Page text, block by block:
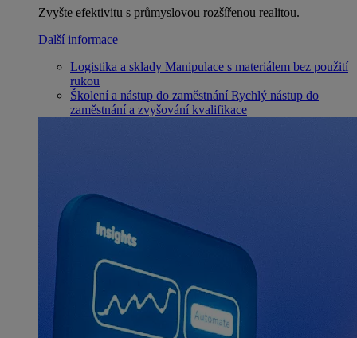
Zvyšte efektivitu s průmyslovou rozšířenou realitou.
Další informace
Logistika a sklady Manipulace s materiálem bez použití
rukou
Školení a nástup do zaměstnání Rychlý nástup do
zaměstnání a zvyšování kvalifikace